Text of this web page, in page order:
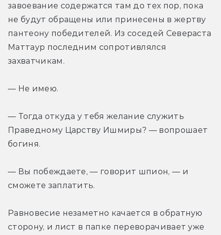
завоевание содержатся там до тех пор, пока
не будут обращены или принесены в жертву
пантеону победителей. Из соседей Севераста
Маттаур последним сопротивлялся
захватчикам.
— Не имею.
— Тогда откуда у тебя желание служить
Праведному Царству Ишмиры? — вопрошает
богиня.
— Вы побеждаете, — говорит шпион, — и
сможете заплатить.
Равновесие незаметно качается в обратную
сторону, и лист в папке переворачивает уже